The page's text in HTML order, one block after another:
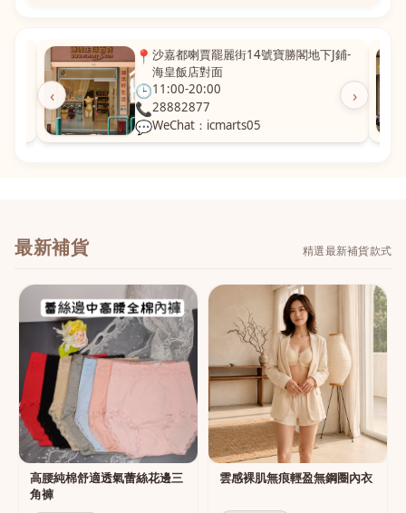
‹ ›
📍 沙嘉都喇賈罷麗街14號寶勝閣地下J鋪-
海皇飯店對面
🕒11:00-20:00
📞28882877
💬WeChat：icmarts05
最新補貨 精選最新補貨款式
高腰純棉舒適透氣蕾絲花邊三
角褲
雲感裸肌無痕輕盈無鋼圈內衣